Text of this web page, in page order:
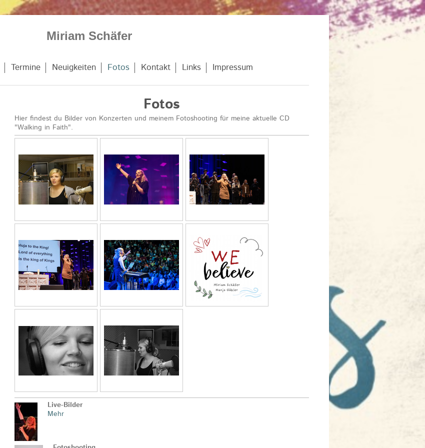
Miriam Schäfer
Termine Neuigkeiten Fotos Kontakt Links Impressum
Fotos
Hier findest du Bilder von Konzerten und meinem Fotoshooting für meine aktuelle CD
"Walking in Faith".
Live-Bilder
Mehr